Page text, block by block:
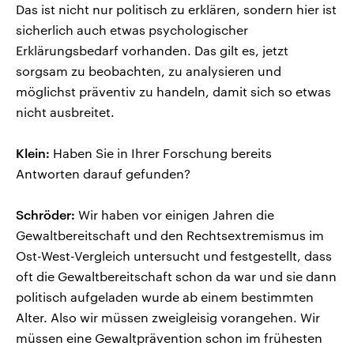
Das ist nicht nur politisch zu erklären, sondern hier ist
sicherlich auch etwas psychologischer
Erklärungsbedarf vorhanden. Das gilt es, jetzt
sorgsam zu beobachten, zu analysieren und
möglichst präventiv zu handeln, damit sich so etwas
nicht ausbreitet.
Klein: Haben Sie in Ihrer Forschung bereits
Antworten darauf gefunden?
Schröder: Wir haben vor einigen Jahren die
Gewaltbereitschaft und den Rechtsextremismus im
Ost-West-Vergleich untersucht und festgestellt, dass
oft die Gewaltbereitschaft schon da war und sie dann
politisch aufgeladen wurde ab einem bestimmten
Alter. Also wir müssen zweigleisig vorangehen. Wir
müssen eine Gewaltprävention schon im frühesten